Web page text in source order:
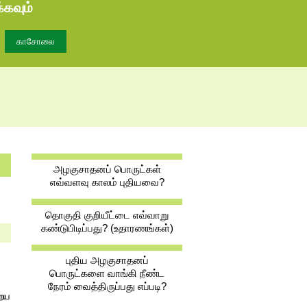
அழகுசாதனப் பொருட்கள்
எவ்வளவு காலம் புதியவை?
தொகுதி குறியீட்டை எவ்வாறு
கண்டுபிடிப்பது? (உதாரணங்கள்)
புதிய அழகுசாதனப்
பொருட்களை வாங்கி நீண்ட
நேரம் வைத்திருப்பது எப்படி?